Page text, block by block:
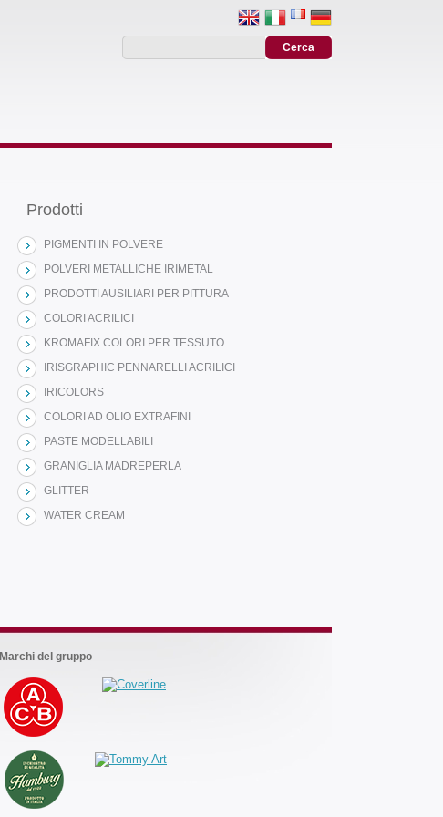
Prodotti
PIGMENTI IN POLVERE
POLVERI METALLICHE IRIMETAL
PRODOTTI AUSILIARI PER PITTURA
COLORI ACRILICI
KROMAFIX COLORI PER TESSUTO
IRISGRAPHIC PENNARELLI ACRILICI
IRICOLORS
COLORI AD OLIO EXTRAFINI
PASTE MODELLABILI
GRANIGLIA MADREPERLA
GLITTER
WATER CREAM
Marchi del gruppo